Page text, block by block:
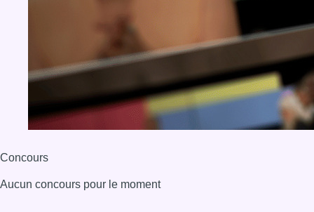
Concours
Aucun concours pour le moment